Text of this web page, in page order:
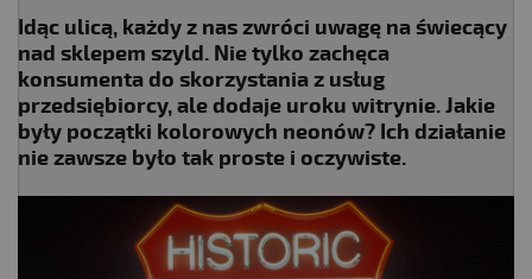
Idąc ulicą, każdy z nas zwróci uwagę na świecący
nad sklepem szyld. Nie tylko zachęca
konsumenta do skorzystania z usług
przedsiębiorcy, ale dodaje uroku witrynie. Jakie
były początki kolorowych neonów? Ich działanie
nie zawsze było tak proste i oczywiste.